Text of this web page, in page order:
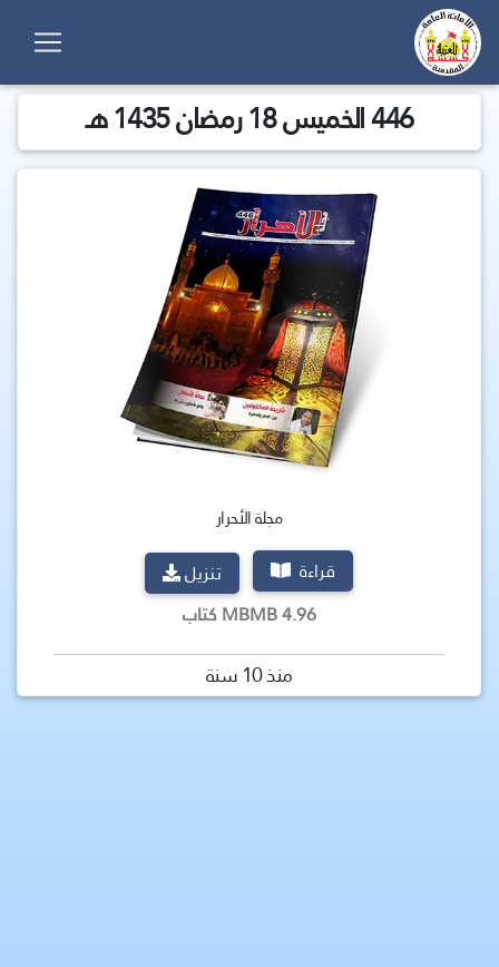
446 الخميس 18 رمضان 1435 هـ
مجلة الأحرار
قراءة
تنزيل
4.96 MBMB كتاب
منذ 10 سنة